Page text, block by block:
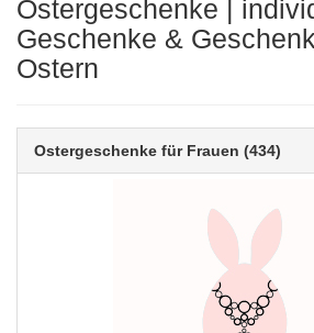
Ostergeschenke |
Geschenke &
Ostern
Ostergeschenke für Frauen (434)